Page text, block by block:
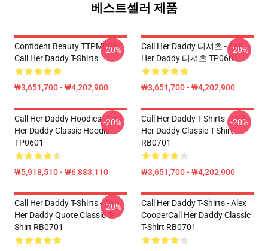
베스트셀러 제품
Confident Beauty TTPM0901
Call Her Daddy T-Shirts
₩3,651,700 - ₩4,202,900
-20%
Call Her Daddy 티셔츠 - Call
Her Daddy 티셔츠 TP0601
₩3,651,700 - ₩4,202,900
-20%
Call Her Daddy Hoodies - Call
Her Daddy Classic Hoodie
TP0601
₩5,918,510 - ₩6,883,110
-20%
Call Her Daddy T-Shirts - Call
Her Daddy Classic T-Shirt
RB0701
₩3,651,700 - ₩4,202,900
-20%
Call Her Daddy T-Shirts - Call
Her Daddy Quote Classic T-
Shirt RB0701
-20%
Call Her Daddy T-Shirts - Alex
CooperCall Her Daddy Classic
T-Shirt RB0701